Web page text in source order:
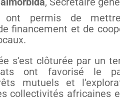
ont permis de
financement et de
s’est clôturée par un
ont favorisé le
mutuels et
collectivités africaines